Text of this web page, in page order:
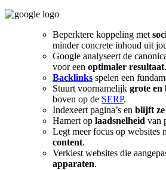
Beperktere koppeling met
minder concrete inhoud uit
Google analyseert de
voor een optimaler resultaat.
Backlinks spelen een
Stuurt voornamelijk grote en
boven op de SERP.
Indexeert pagina’s en blijft ze
Hamert op laadsnelheid van
Legt meer focus op websites
content.
Verkiest websites die
apparaten.